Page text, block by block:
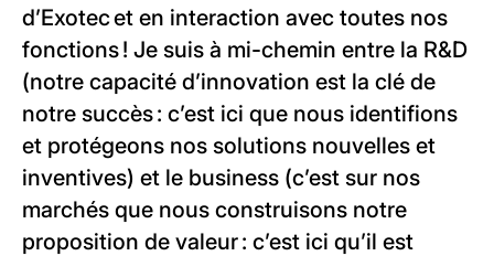
d’Exotec et en interaction avec toutes nos
fonctions ! Je suis à mi-chemin entre la R&D
(notre capacité d’innovation est la clé de
notre succès : c’est ici que nous identifions
et protégeons nos solutions nouvelles et
inventives) et le business (c’est sur nos
marchés que nous construisons notre
proposition de valeur : c’est ici qu’il est